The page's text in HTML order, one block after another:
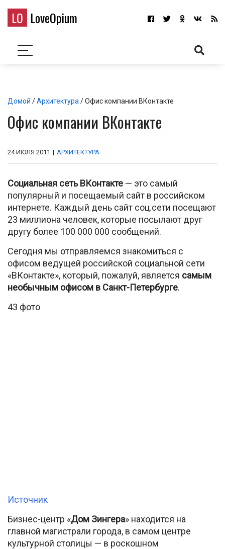
LO LoveOpium
Домой /Архитектура / Офис компании ВКонтакте
Офис компании ВКонтакте
24 ИЮЛЯ 2011 | АРХИТЕКТУРА
Социальная сеть ВКонтакте — это самый
популярный и посещаемый сайт в российском
интернете. Каждый день сайт соц.сети посещают
23 миллиона человек, которые посылают друг
другу более 100 000 000 сообщений.
Сегодня мы отправляемся знакомиться с
офисом ведущей российской социальной сети
«ВКонтакте», который, пожалуй, является самым
необычным офисом в Санкт-Петербурге.
43 фото
Источник
Бизнес-центр «Дом Зингера» находится на
главной магистрали города, в самом центре
культурной столицы — в роскошном